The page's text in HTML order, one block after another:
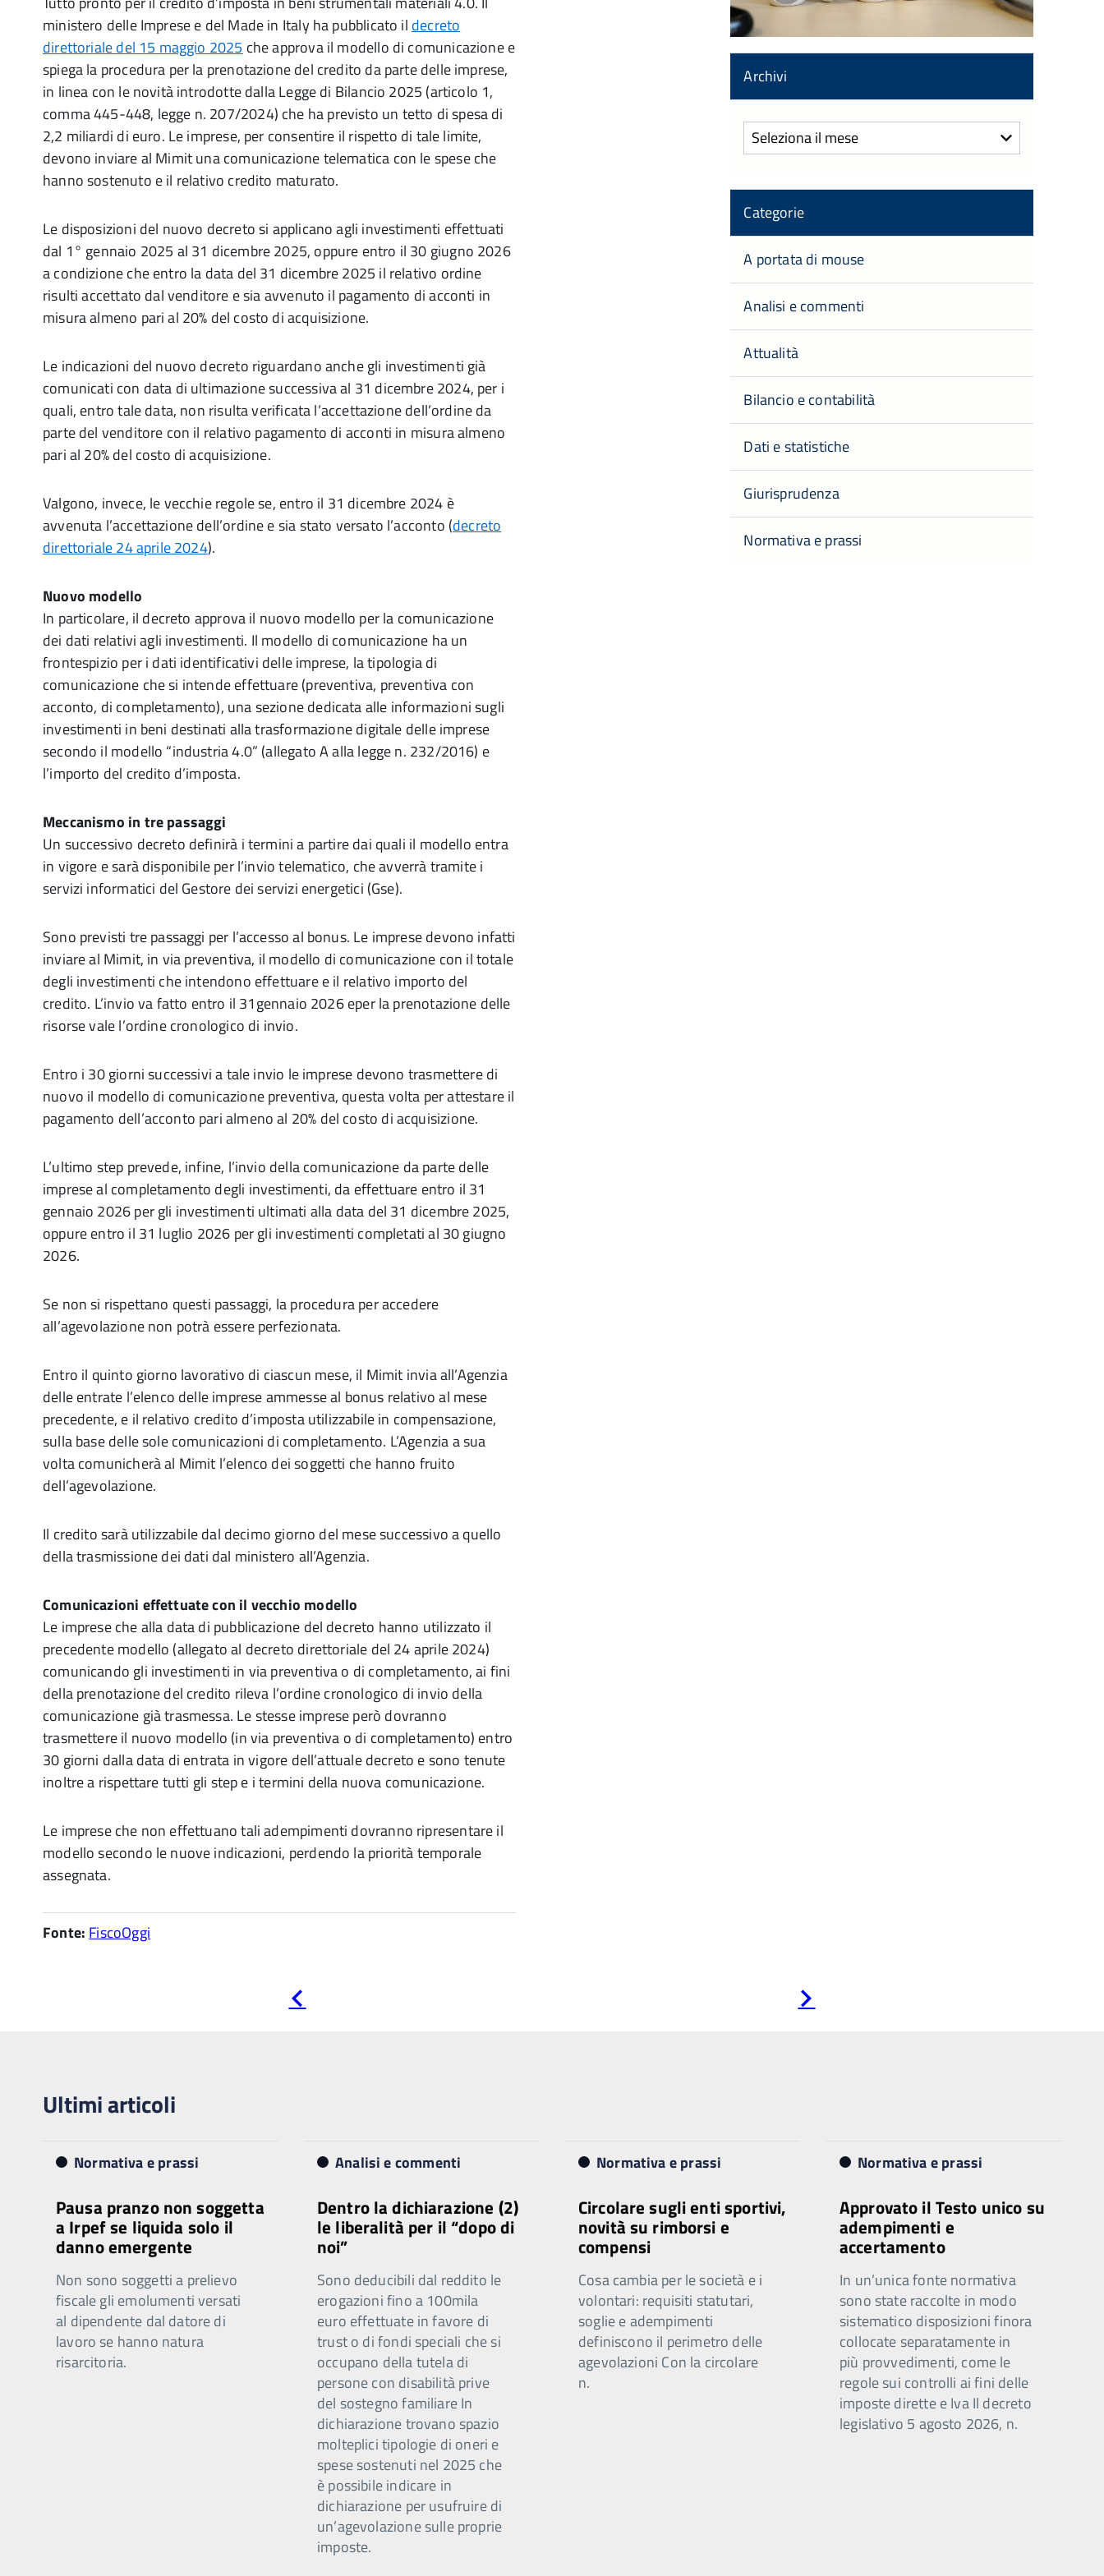
ministero delle Imprese e del Made in Italy ha pubblicato il decreto
direttoriale del 15 maggio 2025 che approva il modello di comunicazione e
spiega la procedura per la prenotazione del credito da parte delle imprese,
in linea con le novità introdotte dalla Legge di Bilancio 2025 (articolo 1,
comma 445-448, legge n. 207/2024) che ha previsto un tetto di spesa di
2,2 miliardi di euro. Le imprese, per consentire il rispetto di tale limite,
devono inviare al Mimit una comunicazione telematica con le spese che
hanno sostenuto e il relativo credito maturato.
Le disposizioni del nuovo decreto si applicano agli investimenti effettuati
dal 1° gennaio 2025 al 31 dicembre 2025, oppure entro il 30 giugno 2026
a condizione che entro la data del 31 dicembre 2025 il relativo ordine
risulti accettato dal venditore e sia avvenuto il pagamento di acconti in
misura almeno pari al 20% del costo di acquisizione.
Le indicazioni del nuovo decreto riguardano anche gli investimenti già
comunicati con data di ultimazione successiva al 31 dicembre 2024, per i
quali, entro tale data, non risulta verificata l’accettazione dell’ordine da
parte del venditore con il relativo pagamento di acconti in misura almeno
pari al 20% del costo di acquisizione.
Valgono, invece, le vecchie regole se, entro il 31 dicembre 2024 è
avvenuta l’accettazione dell’ordine e sia stato versato l’acconto (decreto
direttoriale 24 aprile 2024).
Nuovo modello
In particolare, il decreto approva il nuovo modello per la comunicazione
dei dati relativi agli investimenti. Il modello di comunicazione ha un
frontespizio per i dati identificativi delle imprese, la tipologia di
comunicazione che si intende effettuare (preventiva, preventiva con
acconto, di completamento), una sezione dedicata alle informazioni sugli
investimenti in beni destinati alla trasformazione digitale delle imprese
secondo il modello “industria 4.0” (allegato A alla legge n. 232/2016) e
l’importo del credito d’imposta.
Meccanismo in tre passaggi
Un successivo decreto definirà i termini a partire dai quali il modello entra
in vigore e sarà disponibile per l’invio telematico, che avverrà tramite i
servizi informatici del Gestore dei servizi energetici (Gse).
Sono previsti tre passaggi per l’accesso al bonus. Le imprese devono infatti
inviare al Mimit, in via preventiva, il modello di comunicazione con il totale
degli investimenti che intendono effettuare e il relativo importo del
credito. L’invio va fatto entro il 31gennaio 2026 eper la prenotazione delle
risorse vale l’ordine cronologico di invio.
Entro i 30 giorni successivi a tale invio le imprese devono trasmettere di
nuovo il modello di comunicazione preventiva, questa volta per attestare il
pagamento dell’acconto pari almeno al 20% del costo di acquisizione.
L’ultimo step prevede, infine, l’invio della comunicazione da parte delle
imprese al completamento degli investimenti, da effettuare entro il 31
gennaio 2026 per gli investimenti ultimati alla data del 31 dicembre 2025,
oppure entro il 31 luglio 2026 per gli investimenti completati al 30 giugno
2026.
Se non si rispettano questi passaggi, la procedura per accedere
all’agevolazione non potrà essere perfezionata.
Entro il quinto giorno lavorativo di ciascun mese, il Mimit invia all’Agenzia
delle entrate l’elenco delle imprese ammesse al bonus relativo al mese
precedente, e il relativo credito d’imposta utilizzabile in compensazione,
sulla base delle sole comunicazioni di completamento. L’Agenzia a sua
volta comunicherà al Mimit l’elenco dei soggetti che hanno fruito
dell’agevolazione.
Il credito sarà utilizzabile dal decimo giorno del mese successivo a quello
della trasmissione dei dati dal ministero all’Agenzia.
Comunicazioni effettuate con il vecchio modello
Le imprese che alla data di pubblicazione del decreto hanno utilizzato il
precedente modello (allegato al decreto direttoriale del 24 aprile 2024)
comunicando gli investimenti in via preventiva o di completamento, ai fini
della prenotazione del credito rileva l’ordine cronologico di invio della
comunicazione già trasmessa. Le stesse imprese però dovranno
trasmettere il nuovo modello (in via preventiva o di completamento) entro
30 giorni dalla data di entrata in vigore dell’attuale decreto e sono tenute
inoltre a rispettare tutti gli step e i termini della nuova comunicazione.
Le imprese che non effettuano tali adempimenti dovranno ripresentare il
modello secondo le nuove indicazioni, perdendo la priorità temporale
assegnata.
Fonte: FiscoOggi
Archivi
Archivi
Categorie
A portata di mouse
Analisi e commenti
Attualità
Bilancio e contabilità
Dati e statistiche
Giurisprudenza
Normativa e prassi
precedente successiva
Ultimi articoli
Normativa e prassi
Pausa pranzo non soggetta
a Irpef se liquida solo il
danno emergente
Non sono soggetti a prelievo
fiscale gli emolumenti versati
al dipendente dal datore di
lavoro se hanno natura
risarcitoria.
Analisi e commenti
Dentro la dichiarazione (2)
le liberalità per il “dopo di
noi”
Sono deducibili dal reddito le
erogazioni fino a 100mila
euro effettuate in favore di
trust o di fondi speciali che si
occupano della tutela di
persone con disabilità prive
del sostegno familiare In
dichiarazione trovano spazio
molteplici tipologie di oneri e
spese sostenuti nel 2025 che
è possibile indicare in
dichiarazione per usufruire di
un’agevolazione sulle proprie
imposte.
Normativa e prassi
Circolare sugli enti sportivi,
novità su rimborsi e
compensi
Cosa cambia per le società e i
volontari: requisiti statutari,
soglie e adempimenti
definiscono il perimetro delle
agevolazioni Con la circolare
n.
Normativa e prassi
Approvato il Testo unico su
adempimenti e
accertamento
In un’unica fonte normativa
sono state raccolte in modo
sistematico disposizioni finora
collocate separatamente in
più provvedimenti, come le
regole sui controlli ai fini delle
imposte dirette e Iva Il decreto
legislativo 5 agosto 2026, n.